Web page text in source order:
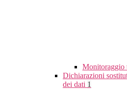
Monitoraggio
Dichiarazioni
dei dati 1